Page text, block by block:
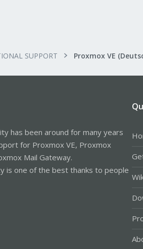
SUPPORT Proxmox VE
has been around for many years
for Proxmox VE, Proxmox
Mail Gateway.
is one of the best thanks to people